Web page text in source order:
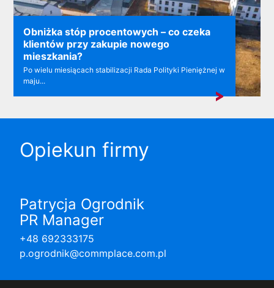
Obniżka stóp procentowych – co czeka
klientów przy zakupie nowego
mieszkania?
Po wielu miesiącach stabilizacji Rada Polityki Pieniężnej w
maju...
Opiekun firmy
Patrycja Ogrodnik
PR Manager
+48 692333175
p.ogrodnik@commplace.com.pl